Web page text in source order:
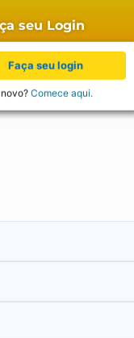
seu Login
Blog Contato